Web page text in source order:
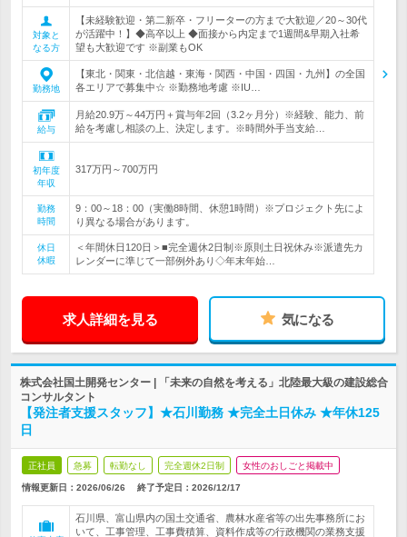
対象と
なる方
【未経験歓迎・第二新卒・フリーターの方まで大歓迎／20～30代
が活躍中！】◆高卒以上 ◆面接から内定まで1週間&早期入社希
望も大歓迎です ※副業もOK
勤務地
【東北・関東・北信越・東海・関西・中国・四国・九州】の全国
各エリアで募集中☆ ※勤務地考慮 ※IU…
給与
月給20.9万～44万円＋賞与年2回（3.2ヶ月分）※経験、能力、前
給を考慮し相談の上、決定します。※時間外手当支給…
初年度
年収
317万円～700万円
勤務
時間
9：00～18：00（実働8時間、休憩1時間）※プロジェクト先によ
り異なる場合があります。
休日
休暇
＜年間休日120日＞■完全週休2日制※原則土日祝休み※派遣先カ
レンダーに準じて一部例外あり◇年末年始…
求人詳細を見る 気になる
株式会社国土開発センター | 「未来の自然を考える」北陸最大級の建設総合
コンサルタント
【発注者支援スタッフ】★石川勤務 ★完全土日休み ★年休125
日
正社員 急募 転勤なし 完全週休2日制 女性のおしごと掲載中
情報更新日：2026/06/26 終了予定日： 2026/12/17
石川県、富山県内の国土交通省、農林水産省等の出先事務所にお
いて、工事管理、工事費積算、資料作成等の行政機関の業務支援